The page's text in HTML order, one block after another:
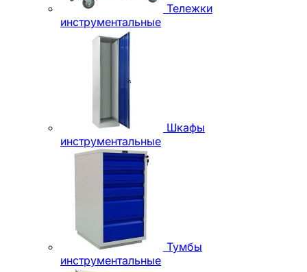
Тележки
инструментальные
Шкафы
инструментальные
Тумбы
инструментальные